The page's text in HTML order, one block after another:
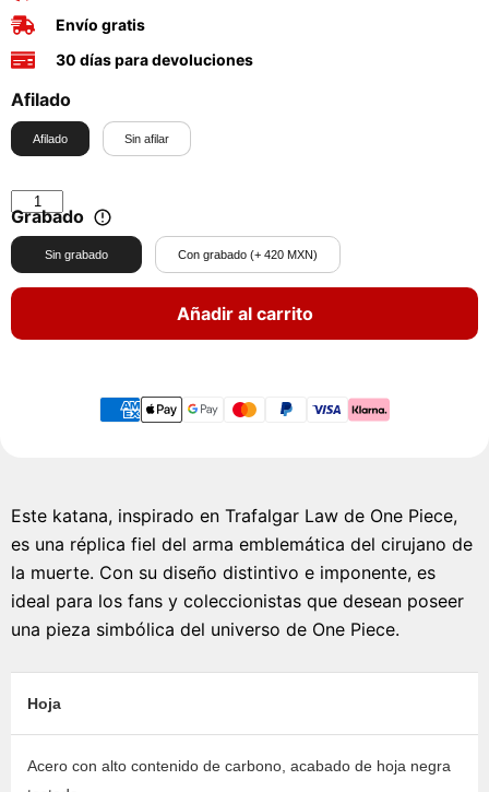
Envío gratis
30 días para devoluciones
Afilado
Afilado Sin afilar
Grabado
Sin grabado Con grabado (+ 420 MXN)
Añadir al carrito
Este katana, inspirado en Trafalgar Law de One Piece,
es una réplica fiel del arma emblemática del cirujano de
la muerte. Con su diseño distintivo e imponente, es
ideal para los fans y coleccionistas que desean poseer
una pieza simbólica del universo de One Piece.
Hoja
Acero con alto contenido de carbono, acabado de hoja negra